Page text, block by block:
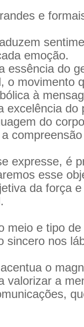
e
emoção.
essência do
o movimento
à
excelência do
do
expresse, é
esse
da força
meio e tipo
sincero nos
o
valorizar a